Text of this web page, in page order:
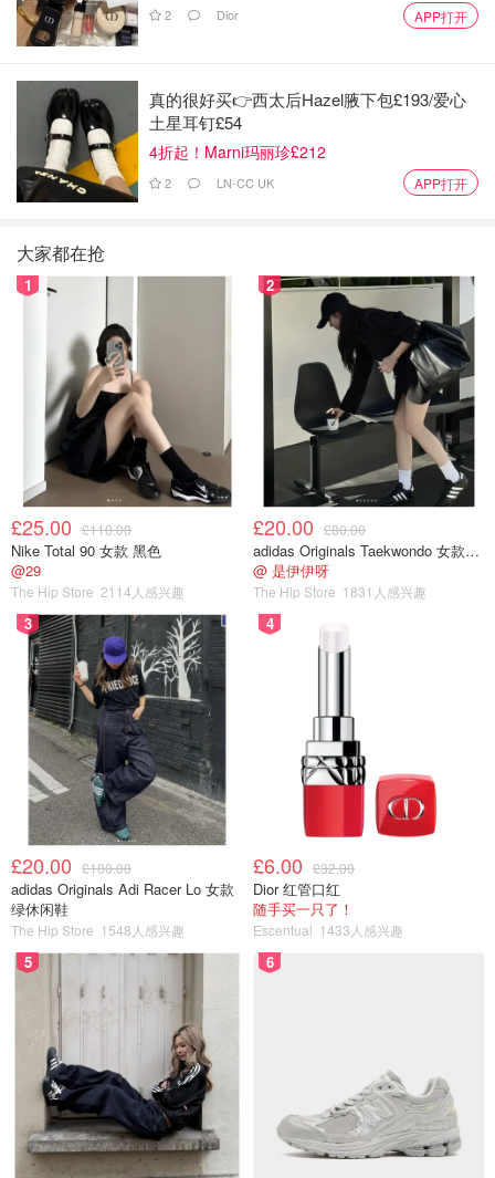
2 Dior APP打开
真的很好买👉西太后Hazel腋下包£193/爱心
土星耳钉£54
4折起！Marni玛丽珍£212
2 LN-CC UK APP打开
大家都在抢
1
£25.00 £110.00
Nike Total 90 女款 黑色
@29
The Hip Store 2114人感兴趣
2
£20.00 £80.00
adidas Originals Taekwondo 女款黑色运动鞋
@ 是伊伊呀
The Hip Store 1831人感兴趣
3
£20.00 £100.00
adidas Originals Adi Racer Lo 女款
绿休闲鞋
The Hip Store 1548人感兴趣
4
£6.00 £32.00
Dior 红管口红
随手买一只了！
Escentual 1433人感兴趣
5 6